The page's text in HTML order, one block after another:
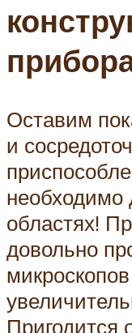
Оставим
и
необходимо
областях!
довольно
Пригодится